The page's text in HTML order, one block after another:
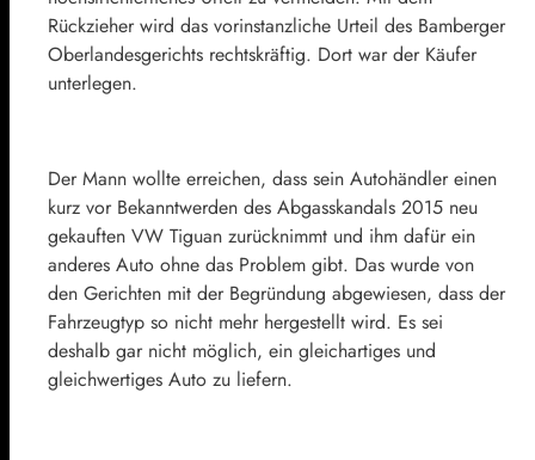
Rückzieher wird das vorinstanzliche Urteil des Bamberger
Oberlandesgerichts rechtskräftig. Dort war der Käufer
unterlegen.
Der Mann wollte erreichen, dass sein Autohändler einen
kurz vor Bekanntwerden des Abgasskandals 2015 neu
gekauften VW Tiguan zurücknimmt und ihm dafür ein
anderes Auto ohne das Problem gibt. Das wurde von
den Gerichten mit der Begründung abgewiesen, dass der
Fahrzeugtyp so nicht mehr hergestellt wird. Es sei
deshalb gar nicht möglich, ein gleichartiges und
gleichwertiges Auto zu liefern.